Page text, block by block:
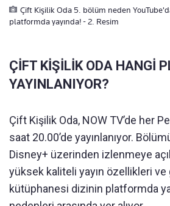
Çift Kişilik Oda 5. bölüm neden
platformda yayında! - 2. Resim
ÇİFT KİŞİLİK ODA HANGİ
YAYINLANIYOR?
Çift Kişilik Oda, NOW TV’de her
saat 20.00’de yayınlanıyor.
Disney+ üzerinden izlenmeye
yüksek kaliteli yayın özellikleri
kütüphanesi dizinin platformda